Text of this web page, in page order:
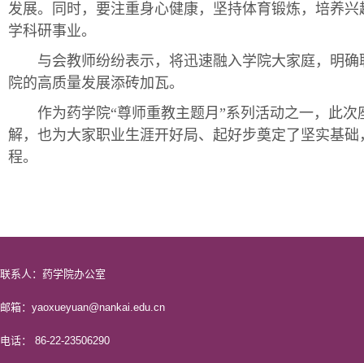
发展。同时，要注重身心健康，坚持体育锻炼，培养
学科研事业。
与会教师纷纷表示，将迅速融入学院大家庭，明确
院的高质量发展添砖加瓦。
作为药学院“尊师重教主题月”系列活动之一，此
解，也为大家职业生涯开好局、起好步奠定了坚实基
程。
联系人：药学院办公室
邮箱：yaoxueyuan@nankai.edu.cn
电话： 86-22-23506290